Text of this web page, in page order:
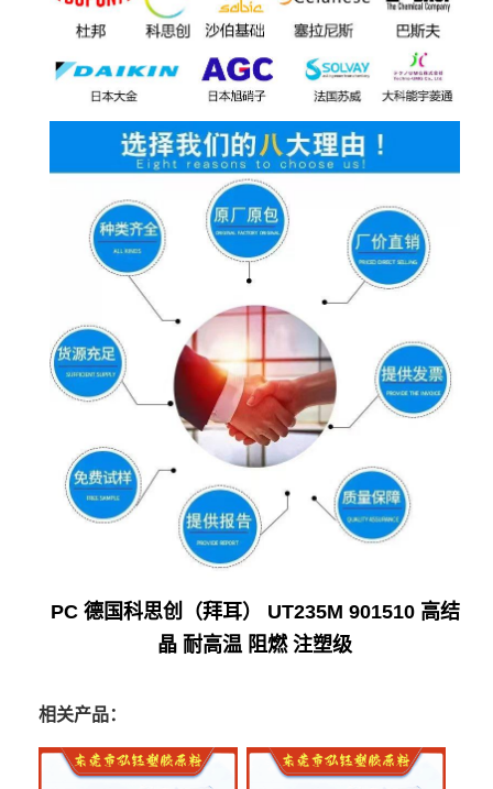
PC 德国科思创（拜耳） UT235M 901510 高结
晶 耐高温 阻燃 注塑级
相关产品：